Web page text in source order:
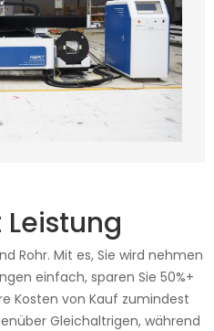
Rohr. Mit es, Sie wird nehmen
einfach, sparen Sie 50%+
Kosten von Kauf zumindest
Gleichaltrigen, während